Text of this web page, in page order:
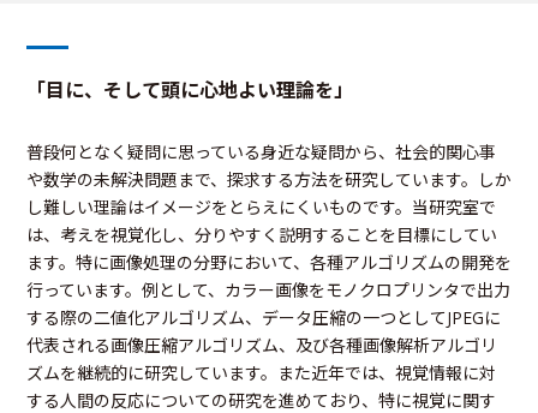
「目に、そして頭に心地よい理論を」
普段何となく疑問に思っている身近な疑問から、社会的関心事
や数学の未解決問題まで、探求する方法を研究しています。しか
し難しい理論はイメージをとらえにくいものです。当研究室で
は、考えを視覚化し、分りやすく説明することを目標にしてい
ます。特に画像処理の分野において、各種アルゴリズムの開発を
行っています。例として、カラー画像をモノクロプリンタで出力
する際の二値化アルゴリズム、データ圧縮の一つとしてJPEGに
代表される画像圧縮アルゴリズム、及び各種画像解析アルゴリ
ズムを継続的に研究しています。また近年では、視覚情報に対
する人間の反応についての研究を進めており、特に視覚に関す